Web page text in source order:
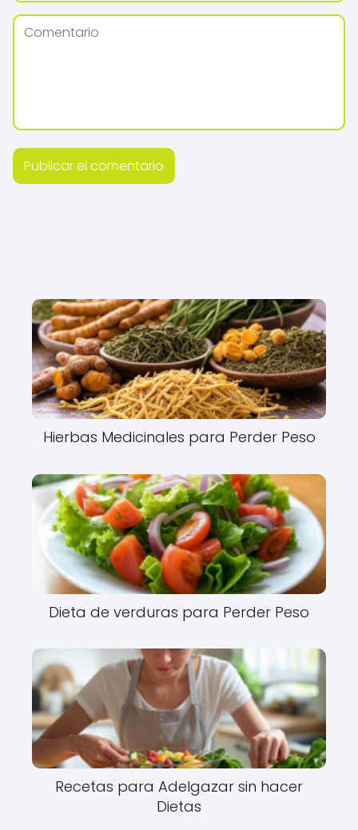
Hierbas Medicinales para Perder Peso
Dieta de verduras para Perder Peso
Recetas para Adelgazar sin hacer
Dietas